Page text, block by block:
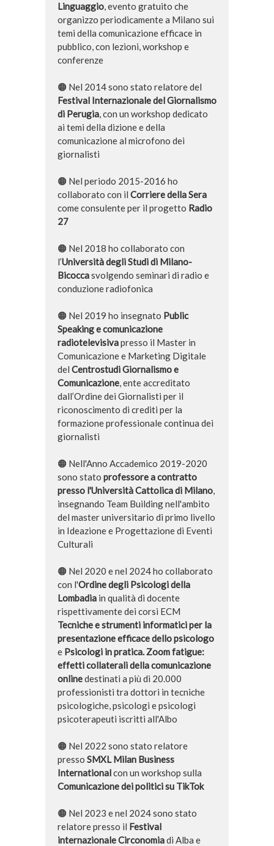
Linguaggio, evento gratuito che
organizzo periodicamente a Milano sui
temi della comunicazione efficace in
pubblico, con lezioni, workshop e
conferenze
🟠 Nel 2014 sono stato relatore del
Festival Internazionale del Giornalismo
di Perugia, con un workshop dedicato
ai temi della dizione e della
comunicazione al microfono dei
giornalisti
🟠 Nel periodo 2015-2016 ho
collaborato con il Corriere della Sera
come consulente per il progetto Radio
27
🟠 Nel 2018 ho collaborato con
l’Università degli Studi di Milano-
Bicoccasvolgendo seminari di radio e
conduzione radiofonica
🟠 Nel 2019 ho insegnato Public
Speaking e comunicazione
radiotelevisivapresso il Master in
Comunicazione e Marketing Digitale
del Centrostudi Giornalismo e
Comunicazione,ente accreditato
dall’Ordine dei Giornalisti per il
riconoscimento di crediti per la
formazione professionale continua dei
giornalisti
🟠 Nell'Anno Accademico 2019-2020
sono stato professore a contratto
presso l'Università Cattolica di Milano,
insegnando Team Building nell'ambito
del master universitario di primo livello
in Ideazione e Progettazione di Eventi
Culturali
🟠 Nel 2020 e nel 2024 ho collaborato
con l'Ordine degli Psicologi della
Lombadiain qualità di docente
rispettivamente dei corsi ECM
Tecniche e strumenti informatici per la
presentazione efficace dello psicologo
e Psicologi in pratica. Zoom fatigue:
effetti collaterali della comunicazione
onlinedestinati a più di 20.000
professionisti tra dottori in tecniche
psicologiche, psicologi e psicologi
psicoterapeuti iscritti all'Albo
🟠 Nel 2022 sono stato relatore
presso SMXL Milan Business
Internationalcon un workshop sulla
Comunicazione dei politici su TikTok
🟠 Nel 2023 e nel 2024 sono stato
relatore presso il Festival
internazionale Circonomiadi Alba e